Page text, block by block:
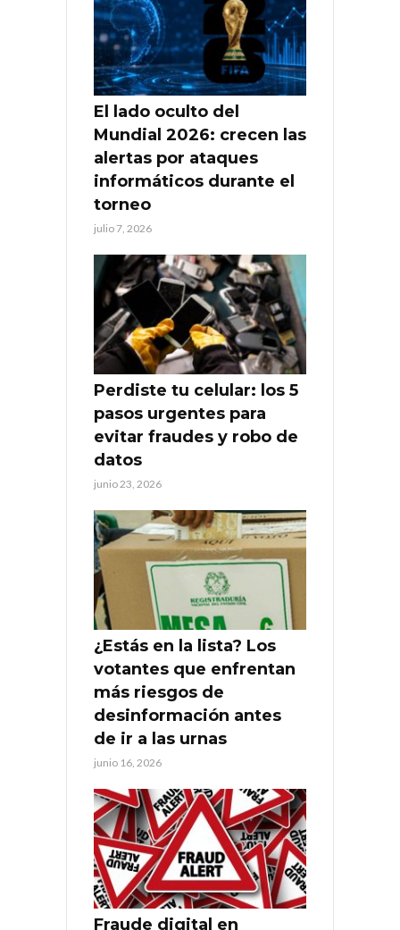
El lado oculto del
Mundial 2026: crecen las
alertas por ataques
informáticos durante el
torneo
julio 7, 2026
Perdiste tu celular: los 5
pasos urgentes para
evitar fraudes y robo de
datos
junio 23, 2026
¿Estás en la lista? Los
votantes que enfrentan
más riesgos de
desinformación antes
de ir a las urnas
junio 16, 2026
Fraude digital en